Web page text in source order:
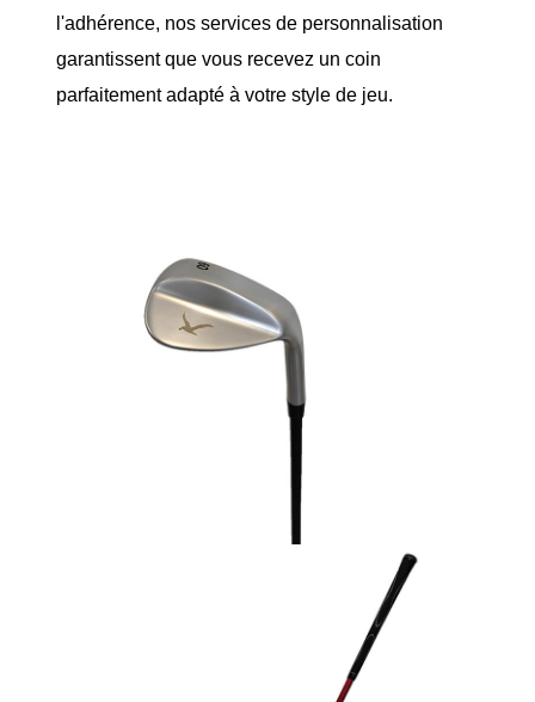
l'adhérence, nos services de personnalisation
garantissent que vous recevez un coin
parfaitement adapté à votre style de jeu.